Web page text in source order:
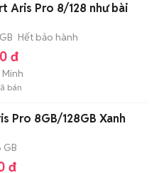
Aris Pro 8/128 như bài
Hết bảo hành
đ
Minh
bán
Pro 8GB/128GB Xanh
GB
đ